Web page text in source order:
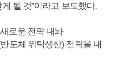
될 것”이라고 보도했다.
로운 전략 내놔
도체 위탁생산) 전략을 내